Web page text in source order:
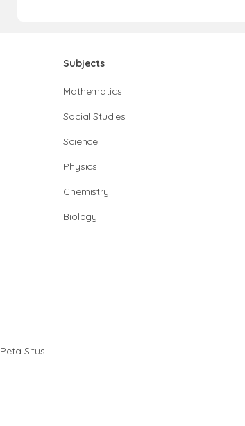
Subjects
Mathematics
Social Studies
Science
Physics
Chemistry
Biology
Peta Situs